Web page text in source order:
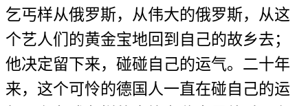
乞丐样从俄罗斯，从伟大的俄罗斯，从这
个艺人们的黄金宝地回到自己的故乡去；
他决定留下来，碰碰自己的运气。二十年
来，这个可怜的德国人一直在碰自己的运